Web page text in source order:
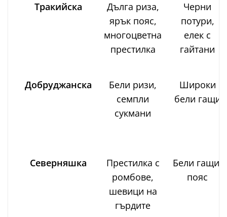
Тракийска
Дълга риза,
ярък пояс,
многоцветна
престилка
Черни
потури,
елек с
гайтани
Добруджанска
Бели ризи,
семпли
сукмани
Широки
бели гащи
Северняшка
Престилка с
ромбове,
шевици на
гърдите
Бели гащи,
пояс